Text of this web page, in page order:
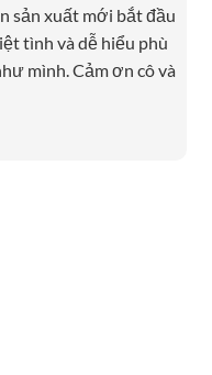
sản xuất mới bắt đầu
tình và dễ hiểu phù
mình. Cảm ơn cô và